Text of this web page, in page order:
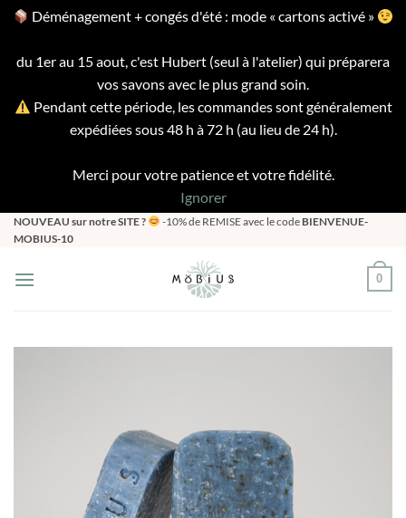
Déménagement + congés d'été : mode « cartons activé »
du 1er au 15 aout, c'est Hubert (seul à l'atelier) qui préparera
vos savons avec le plus grand soin.
Pendant cette période, les commandes sont généralement
expédiées sous 48 h à 72 h (au lieu de 24 h).
Merci pour votre patience et votre fidélité.
Ignorer
Passer
au
NOUVEAU sur notre SITE ? -10% de REMISE avec le code BIENVENUE-
MOBIUS-10
0